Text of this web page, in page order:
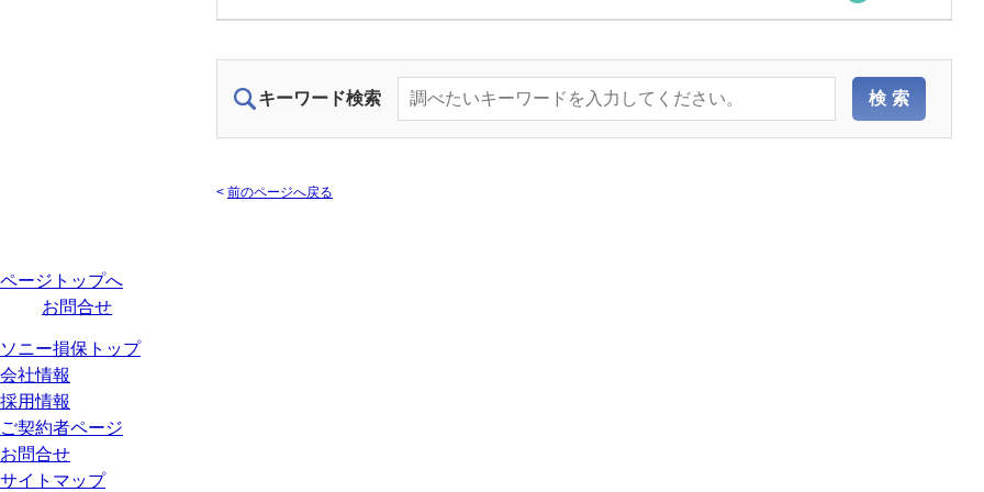
キーワード検索
< 前のページへ戻る
ページトップへ
お問合せ
ソニー損保トップ
会社情報
採用情報
ご契約者ページ
お問合せ
サイトマップ